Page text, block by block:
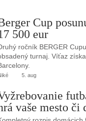
Cup
500 eur
ročník BERGER
turnaj. Víťaz
5. aug
vaše mesto či